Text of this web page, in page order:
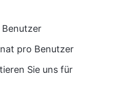
pro Benutzer
Sie uns für